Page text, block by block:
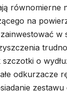
równomierne
na
w
szczotki o
odkurzacze
zestawu